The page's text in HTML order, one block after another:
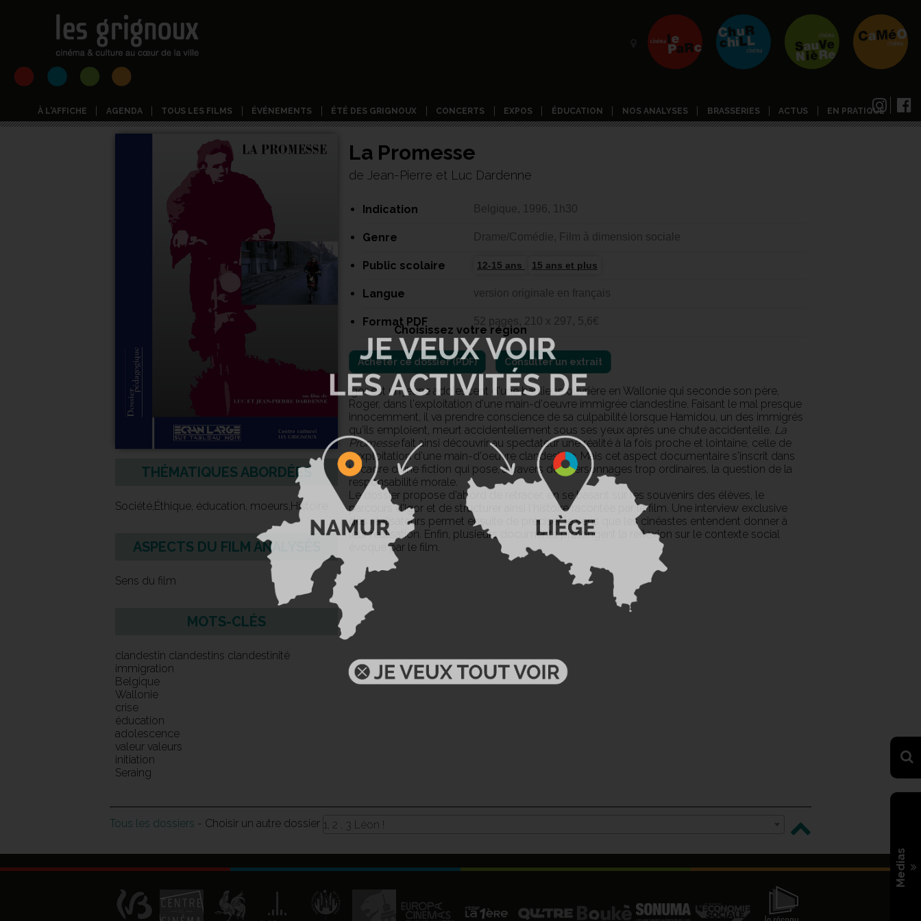
Medias
À L'AFFICHE AGENDA TOUS LES FILMS ÉVÉNEMENTS ÉTÉ DES GRIGNOUX CONCERTS EXPOS ÉDUCATION NOS ANALYSES BRASSERIES ACTUS EN PRATIQUE
THÉMATIQUES ABORDÉES
Société,Éthique, éducation, moeurs,Histoire
ASPECTS DU FILM ANALYSÉS
Sens du film
MOTS-CLÉS
clandestin clandestins clandestinité
immigration
Belgique
Wallonie
crise
éducation
adolescence
valeur valeurs
initiation
Seraing
La Promesse
de Jean-Pierre et Luc Dardenne
Indication Belgique, 1996, 1h30
Genre Drame/Comédie, Film à dimension sociale
Public scolaire 12-15 ans 15 ans et plus
Langue version originale en français
Format PDF 52 pages, 210 x 297, 5,6€
Consulter un extrait
Igor est un jeune adolescent d'une banlieue ouvrière en Wallonie qui seconde son père,
Roger, dans l'exploitation d'une main-d'oeuvre immigrée clandestine. Faisant le mal presque
innocemment, il va prendre conscience de sa culpabilité lorsque Hamidou, un des immigrés
qu'ils emploient, meurt accidentellement sous ses yeux après une chute accidentelle. La
Promessefait ainsi découvrir au spectateur une réalité à la fois proche et lointaine, celle de
l'exploitation d'une main-d'oeuvre clandestine. Mais cet aspect documentaire s'inscrit dans
le cadre d'une fiction qui pose, à travers des personnages trop ordinaires, la question de la
responsabilité morale.
Le dossier propose d'abord de retracer, en se basant sur les souvenirs des élèves, le
parcours d'Igor et de structurer ainsi l'histoire racontée par le film. Une interview exclusive
des réalisateurs permet ensuite de préciser le sens que les cinéastes entendent donner à
leur réalisation. Enfin, plusieurs documents prolongent la réflexion sur le contexte social
évoqué par le film.
Tous les dossiers - Choisir un autre dossier 1, 2 , 3 Léon !
Choisissez votre région